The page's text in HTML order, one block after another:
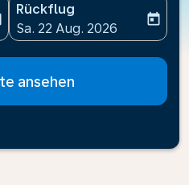
aria-label
Rückflug
fc-booking-return-date-
Sa. 22 Aug. 2026
today
ansehen